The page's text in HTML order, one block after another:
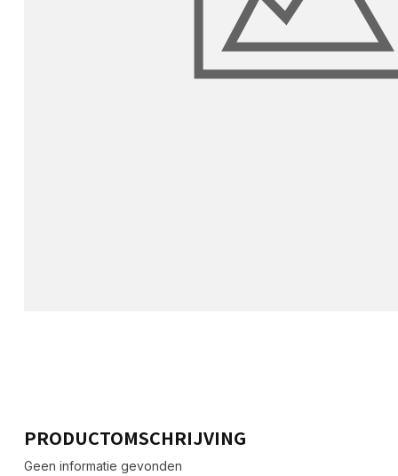
PRODUCTOMSCHRIJVING
Geen informatie gevonden